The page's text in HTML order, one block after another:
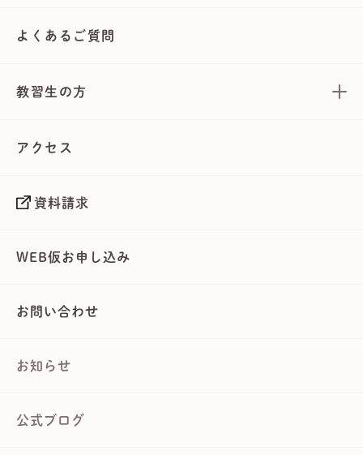
よくあるご質問
教習生の方
アクセス
資料請求
WEB仮お申し込み
お問い合わせ
お知らせ
公式ブログ